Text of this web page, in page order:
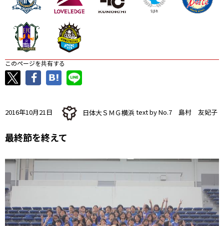
このページを共有する
2016年10月21日 日体大ＳＭＧ横浜 text by No.7 島村 友妃子
最終節を終えて